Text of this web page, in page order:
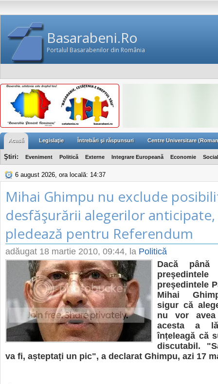
Basarabeni.Ro
Portalul Basarabenilor din România
Acasă Legislaţie Întrebări şi răspunsuri Centre Universitare
Ştiri: Eveniment Politică Externe Integrare Europeană Economie Social
6 august 2026, ora locală: 14:37
Mihai Ghimpu nu exclude
desfăşurării alegerilor
pledează pentru Referendum
adăugat 18 martie 2010, 09:44, la Politică
Dacă
preşedintele
Mihai
sigur că
nu vor
acesta a
înțeleagă că
discutabil.
va fi, așteptați un pic", a declarat Ghimpu, azi 17